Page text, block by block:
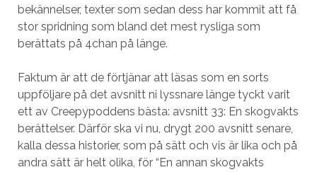
bekännelser, texter som sedan dess har kommit att få
stor spridning som bland det mest rysliga som
berättats på 4chan på länge.
Faktum är att de förtjänar att läsas som en sorts
uppföljare på det avsnitt ni lyssnare länge tyckt varit
ett av Creepypoddens bästa: avsnitt 33: En skogvakts
berättelser. Därför ska vi nu, drygt 200 avsnitt senare,
kalla dessa historier, som på sätt och vis är lika och på
andra sätt är helt olika, för “En annan skogvakts